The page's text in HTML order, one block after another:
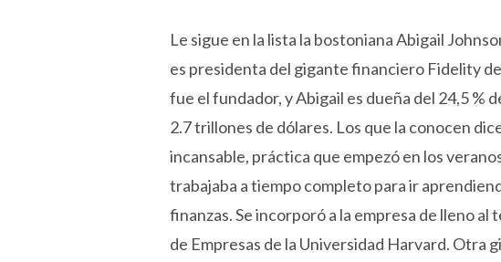
Le sigue en la lista la bostoniana Abigail
es presidenta del gigante financiero Fidelity
fue el fundador, y Abigail es dueña del 24,5 %
2.7 trillones de dólares. Los que la conocen
incansable, práctica que empezó en los
trabajaba a tiempo completo para ir
finanzas. Se incorporó a la empresa de lleno
de Empresas de la Universidad Harvard. Otra